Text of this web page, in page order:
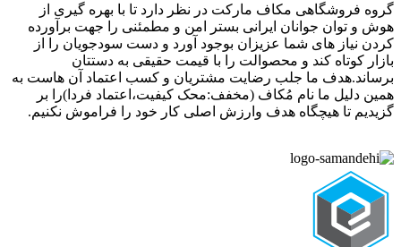
گروه فروشگاهی مکاف مارکت در نظر دارد تا با بهره گیری از
هوش و توان جوانان ایرانی بستر امن و مطمئنی را جهت برآورده
کردن نیاز های شما عزیزان بوجود آورد و دست سودجویان را از
بازار کوتاه کند و محصوالت را با قیمت حقیقی به دستتان
برساند.هدف ما جلب رضایت مشتریان و کسب اعتماد آن هاست به
همین دلیل ما نام مُکاف (مخفف:محک کیفیت،اعتماد فردا)را بر
گزیدیم تا هیچگاه هدف وارزش اصلی کار خود را فراموش نکنیم.